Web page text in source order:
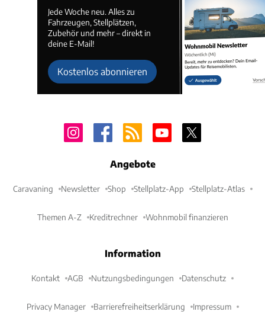
Jede Woche neu. Alles zu
Fahrzeugen, Stellplätzen,
Zubehör und mehr – direkt in
deine E-Mail!
Kostenlos abonnieren
Angebote
Caravaning Newsletter Shop Stellplatz-App Stellplatz-Atlas
Themen A-Z Kreditrechner Wohnmobil finanzieren
Information
Kontakt AGB Nutzungsbedingungen Datenschutz
Privacy Manager Barrierefreiheitserklärung Impressum